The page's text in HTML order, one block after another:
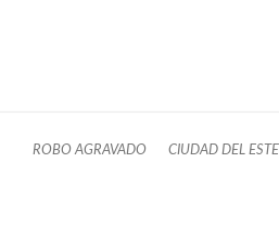
ROBO AGRAVADO CIUDAD DEL ESTE